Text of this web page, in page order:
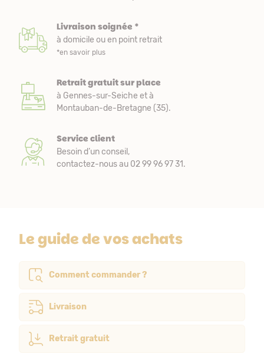
Livraison soignée *
à domicile ou en point retrait
*en savoir plus
Retrait gratuit sur place
à Gennes-sur-Seiche et à
Montauban-de-Bretagne (35).
Service client
Besoin d’un conseil,
contactez-nous au 02 99 96 97 31.
Le guide de vos achats
Comment commander ?
Livraison
Retrait gratuit